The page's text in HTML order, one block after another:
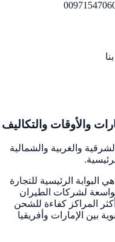
والأوقات والتكاليف
والغربية والشمالية
الرئيسية للتجارة
لشركات الطيران
المراكز كفاءة للشحن
بين الإمارات وأفريقيا